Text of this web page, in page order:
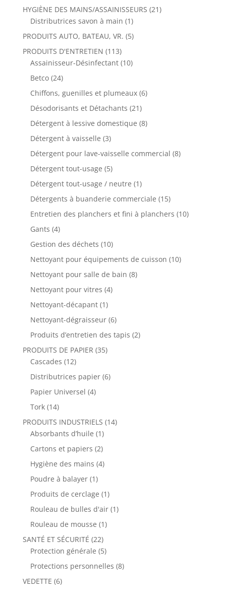
HYGIÈNE DES MAINS/ASSAINISSEURS (21)
Distributrices savon à main (1)
PRODUITS AUTO, BATEAU, VR. (5)
PRODUITS D'ENTRETIEN (113)
Assainisseur-Désinfectant (10)
Betco (24)
Chiffons, guenilles et plumeaux (6)
Désodorisants et Détachants (21)
Détergent à lessive domestique (8)
Détergent à vaisselle (3)
Détergent pour lave-vaisselle commercial (8)
Détergent tout-usage (5)
Détergent tout-usage / neutre (1)
Détergents à buanderie commerciale (15)
Entretien des planchers et fini à planchers (10)
Gants (4)
Gestion des déchets (10)
Nettoyant pour équipements de cuisson (10)
Nettoyant pour salle de bain (8)
Nettoyant pour vitres (4)
Nettoyant-décapant (1)
Nettoyant-dégraisseur (6)
Produits d’entretien des tapis (2)
PRODUITS DE PAPIER (35)
Cascades (12)
Distributrices papier (6)
Papier Universel (4)
Tork (14)
PRODUITS INDUSTRIELS (14)
Absorbants d’huile (1)
Cartons et papiers (2)
Hygiène des mains (4)
Poudre à balayer (1)
Produits de cerclage (1)
Rouleau de bulles d'air (1)
Rouleau de mousse (1)
SANTÉ ET SÉCURITÉ (22)
Protection générale (5)
Protections personnelles (8)
VEDETTE (6)